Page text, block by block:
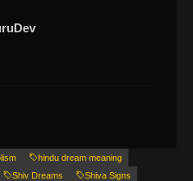
hindu dream meaning
Shiv Dreams
Shiva Signs